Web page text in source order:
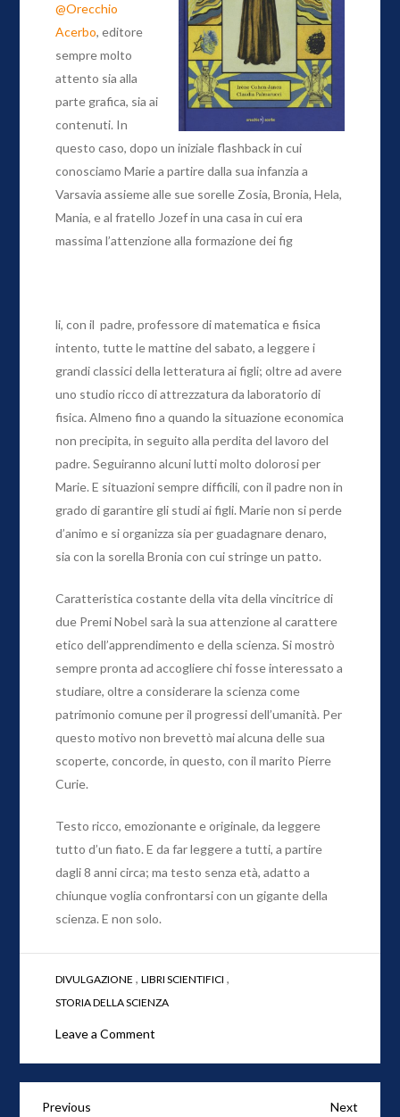
@Orecchio
Acerbo, editore
sempre molto
attento sia alla
parte grafica, sia ai
contenuti. In
questo caso, dopo un iniziale flashback in cui
conosciamo Marie a partire dalla sua infanzia a
Varsavia assieme alle sue sorelle Zosia, Bronia, Hela,
Mania, e al fratello Jozef in una casa in cui era
massima l’attenzione alla formazione dei fig
li, con il padre, professore di matematica e fisica
intento, tutte le mattine del sabato, a leggere i
grandi classici della letteratura ai figli; oltre ad avere
uno studio ricco di attrezzatura da laboratorio di
fisica. Almeno fino a quando la situazione economica
non precipita, in seguito alla perdita del lavoro del
padre. Seguiranno alcuni lutti molto dolorosi per
Marie. E situazioni sempre difficili, con il padre non in
grado di garantire gli studi ai figli. Marie non si perde
d’animo e si organizza sia per guadagnare denaro,
sia con la sorella Bronia con cui stringe un patto.
Caratteristica costante della vita della vincitrice di
due Premi Nobel sarà la sua attenzione al carattere
etico dell’apprendimento e della scienza. Si mostrò
sempre pronta ad accogliere chi fosse interessato a
studiare, oltre a considerare la scienza come
patrimonio comune per il progressi dell’umanità. Per
questo motivo non brevettò mai alcuna delle sua
scoperte, concorde, in questo, con il marito Pierre
Curie.
Testo ricco, emozionante e originale, da leggere
tutto d’un fiato. E da far leggere a tutti, a partire
dagli 8 anni circa; ma testo senza età, adatto a
chiunque voglia confrontarsi con un gigante della
scienza. E non solo.
DIVULGAZIONE ,LIBRI SCIENTIFICI ,
STORIA DELLA SCIENZA
Leave a Comment
Curie
Previous
Previous Next
Next